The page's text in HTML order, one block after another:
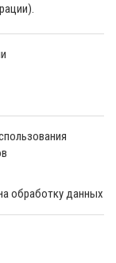
обработку данных